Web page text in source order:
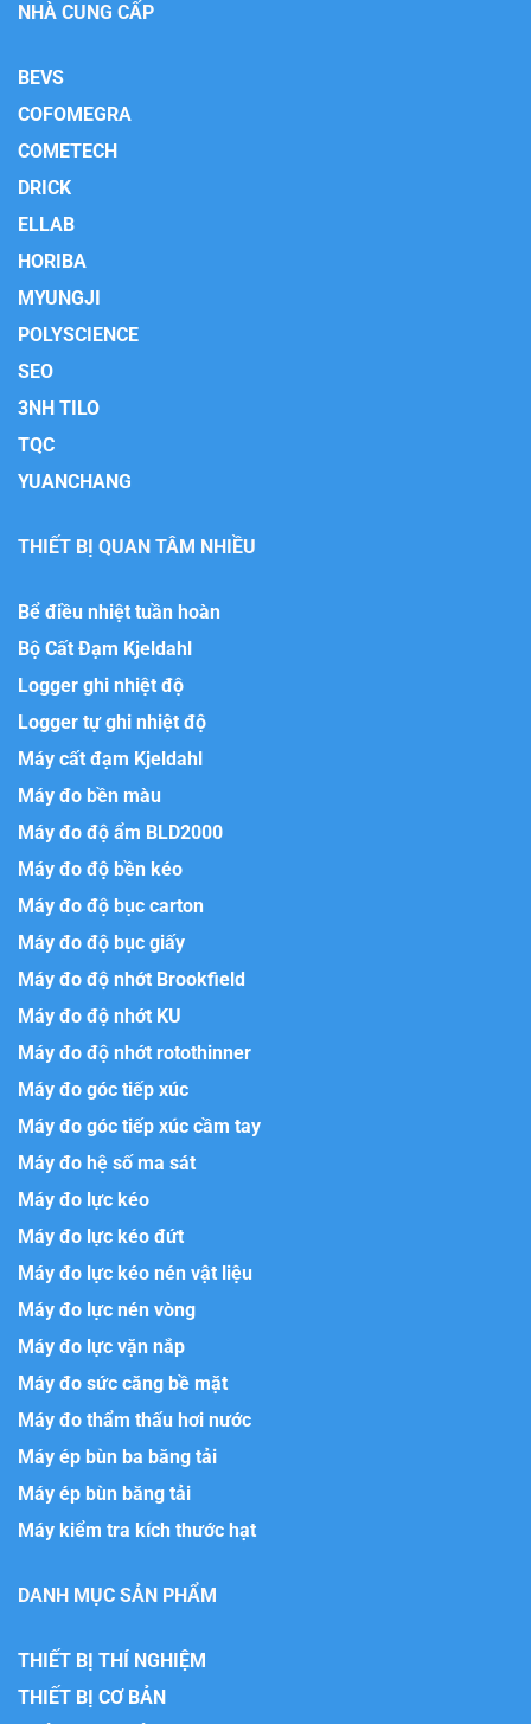
NHÀ CUNG CẤP
BEVS
COFOMEGRA
COMETECH
DRICK
ELLAB
HORIBA
MYUNGJI
POLYSCIENCE
SEO
3NH TILO
TQC
YUANCHANG
THIẾT BỊ QUAN TÂM NHIỀU
Bể điều nhiệt tuần hoàn
Bộ Cất Đạm Kjeldahl
Logger ghi nhiệt độ
Logger tự ghi nhiệt độ
Máy cất đạm Kjeldahl
Máy đo bền màu
Máy đo độ ẩm BLD2000
Máy đo độ bền kéo
Máy đo độ bục carton
Máy đo độ bục giấy
Máy đo độ nhớt Brookfield
Máy đo độ nhớt KU
Máy đo độ nhớt rotothinner
Máy đo góc tiếp xúc
Máy đo góc tiếp xúc cầm tay
Máy đo hệ số ma sát
Máy đo lực kéo
Máy đo lực kéo đứt
Máy đo lực kéo nén vật liệu
Máy đo lực nén vòng
Máy đo lực vặn nắp
Máy đo sức căng bề mặt
Máy đo thẩm thấu hơi nước
Máy ép bùn ba băng tải
Máy ép bùn băng tải
Máy kiểm tra kích thước hạt
DANH MỤC SẢN PHẨM
THIẾT BỊ THÍ NGHIỆM
THIẾT BỊ CƠ BẢN